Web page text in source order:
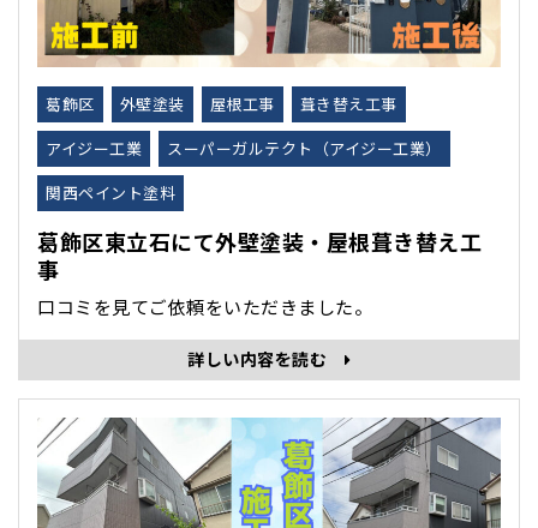
葛飾区 外壁塗装 屋根工事
葺き替え工事
アイジー工業
スーパーガルテクト（アイジー工業）
関西ペイント塗料
葛飾区東立石にて外壁塗装・屋根葺き替え工
事
口コミを見てご依頼をいただきました。
詳しい内容を読む